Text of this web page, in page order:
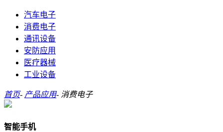
汽车电子
消费电子
通讯设备
安防应用
医疗器械
工业设备
首页- 产品应用- 消费电子
智能手机